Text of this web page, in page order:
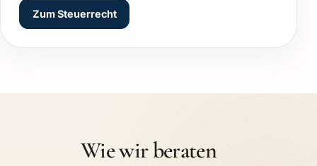
Zum Steuerrecht
Wie wir beraten